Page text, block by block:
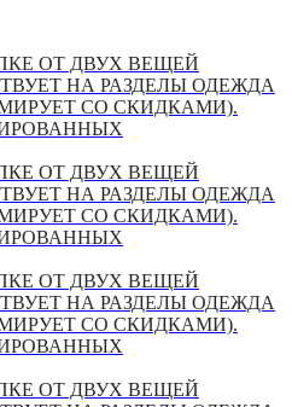
ОТ ДВУХ ВЕЩЕЙ
НА РАЗДЕЛЫ ОДЕЖДА
СО СКИДКАМИ).
ОТ ДВУХ ВЕЩЕЙ
НА РАЗДЕЛЫ ОДЕЖДА
СО СКИДКАМИ).
ОТ ДВУХ ВЕЩЕЙ
НА РАЗДЕЛЫ ОДЕЖДА
СО СКИДКАМИ).
ОТ ДВУХ ВЕЩЕЙ